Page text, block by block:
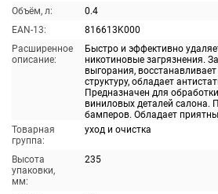
Объём, л:
0.4
EAN-13:
816613K000
Расширенное
описание:
Быстро и эффективно
никотиновые загрязнения.
выгорания,
структуру, обладает
Предназначен для
виниловых деталей салона.
бамперов. Обладает
Товарная
группа:
уход и очистка
Высота
упаковки,
мм:
235